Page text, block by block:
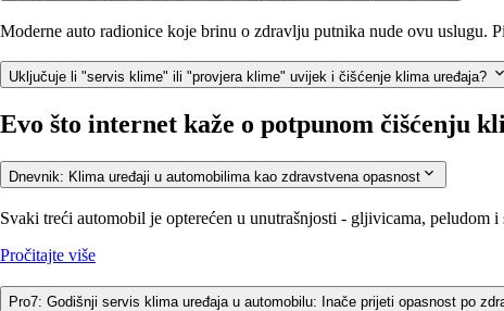
Moderne auto radionice koje brinu o zdravlju putnika nude ovu uslugu.
Uključuje li "servis klime" ili "provjera klime" uvijek i čišćenje klima uređaja?
Evo što internet kaže o potpunom čišćenju
Dnevnik: Klima uređaji u automobilima kao zdravstvena opasnost
Svaki treći automobil je opterećen u unutrašnjosti - gljivicama, peludom
Pročitajte više
Pro7: Godišnji servis klima uređaja u automobilu: Inače prijeti opasnost po